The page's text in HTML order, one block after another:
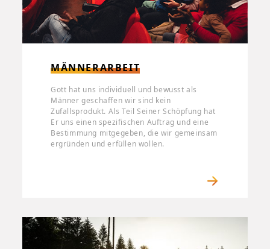
MÄNNERARBEIT
Gott hat uns individuell und bewusst als
Männer geschaffen wir sind kein
Zufallsprodukt. Als Teil Seiner Schöpfung hat
Er uns einen spezifischen Auftrag und eine
Bestimmung mitgegeben, die wir gemeinsam
ergründen und erfüllen wollen.